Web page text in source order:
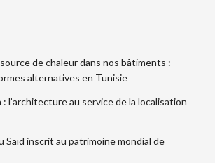
de chaleur dans nos bâtiments :
alternatives en Tunisie
l’architecture au service de la localisation
Saïd inscrit au patrimoine mondial de